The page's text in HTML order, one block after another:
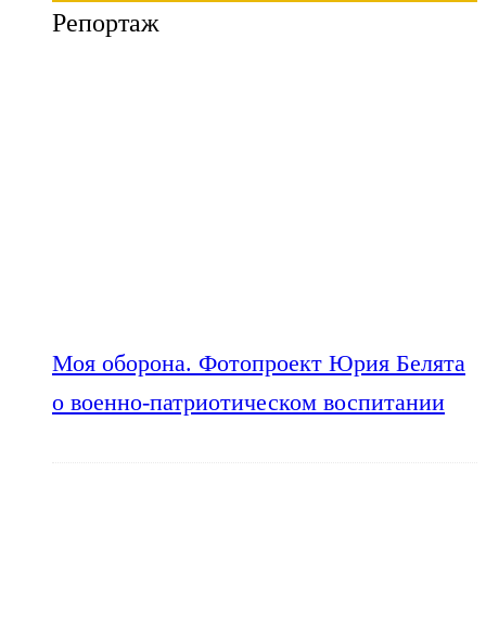
Репортаж
Моя оборона. Фотопроект Юрия Белята
о военно-патриотическом воспитании